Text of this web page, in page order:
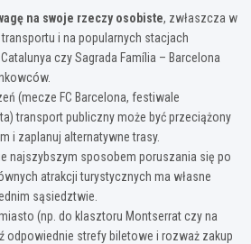
na swoje rzeczy osobiste, zwłaszcza w
i na popularnych stacjach
czy Sagrada Família – Barcelona
(mecze FC Barcelona, festiwale
transport publiczny może być przeciążony
i zaplanuj alternatywne trasy.
najszybszym sposobem poruszania się po
atrakcji turystycznych ma własne
sąsiedztwie.
(np. do klasztoru Montserrat czy na
odpowiednie strefy biletowe i rozważ zakup